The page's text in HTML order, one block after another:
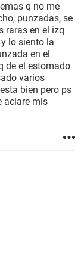
q no me
punzadas, se
raras en el izq
lo siento la
en el
de el estomado
varios
bien pero ps
aclare mis